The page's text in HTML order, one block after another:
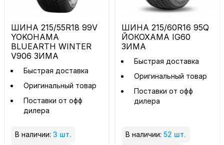
ШИНА 215/55R18 99V
YOKOHAMA
BLUEARTH WINTER
V906 ЗИМА
Быстрая доставка
Оригинальный товар
Поставки от офф
дилера
В наличии: 3 шт.
ШИНА 215/60R16 95Q
ЙОКОХАМА IG60
ЗИМА
Быстрая доставка
Оригинальный товар
Поставки от офф
дилера
В наличии: 52 шт.